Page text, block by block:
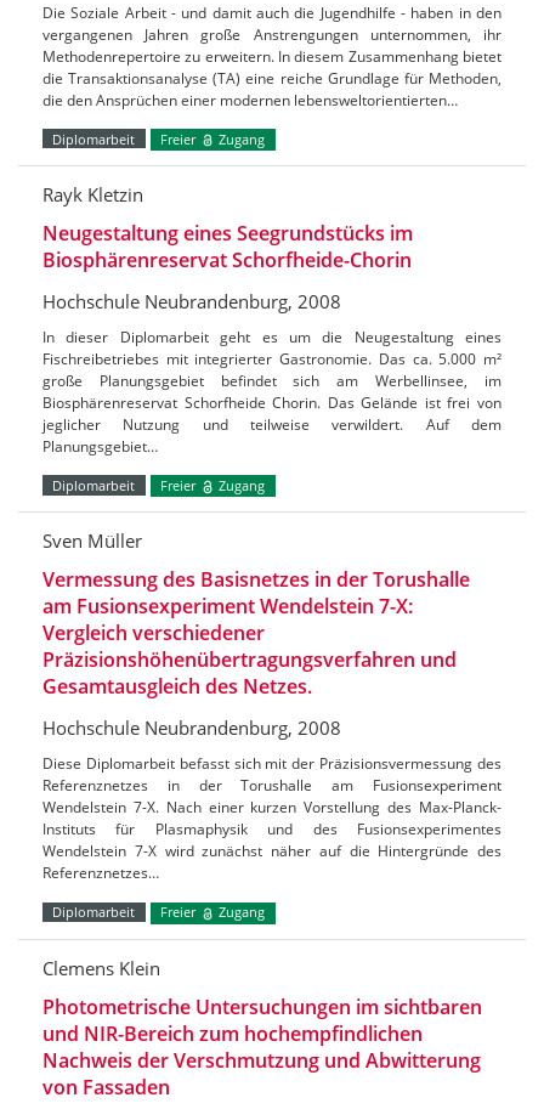
Die Soziale Arbeit - und damit auch die Jugendhilfe - haben in den
vergangenen Jahren große Anstrengungen unternommen, ihr
Methodenrepertoire zu erweitern. In diesem Zusammenhang bietet
die Transaktionsanalyse (TA) eine reiche Grundlage für Methoden,
die den Ansprüchen einer modernen lebensweltorientierten…
Diplomarbeit Freier Zugang
Rayk Kletzin
Neugestaltung eines Seegrundstücks im
Biosphärenreservat Schorfheide-Chorin
Hochschule Neubrandenburg, 2008
In dieser Diplomarbeit geht es um die Neugestaltung eines
Fischreibetriebes mit integrierter Gastronomie. Das ca. 5.000 m²
große Planungsgebiet befindet sich am Werbellinsee, im
Biosphärenreservat Schorfheide Chorin. Das Gelände ist frei von
jeglicher Nutzung und teilweise verwildert. Auf dem
Planungsgebiet…
Diplomarbeit Freier Zugang
Sven Müller
Vermessung des Basisnetzes in der Torushalle
am Fusionsexperiment Wendelstein 7-X:
Vergleich verschiedener
Präzisionshöhenübertragungsverfahren und
Gesamtausgleich des Netzes.
Hochschule Neubrandenburg, 2008
Diese Diplomarbeit befasst sich mit der Präzisionsvermessung des
Referenznetzes in der Torushalle am Fusionsexperiment
Wendelstein 7-X. Nach einer kurzen Vorstellung des Max-Planck-
Instituts für Plasmaphysik und des Fusionsexperimentes
Wendelstein 7-X wird zunächst näher auf die Hintergründe des
Referenznetzes…
Diplomarbeit Freier Zugang
Clemens Klein
Photometrische Untersuchungen im sichtbaren
und NIR-Bereich zum hochempfindlichen
Nachweis der Verschmutzung und Abwitterung
von Fassaden